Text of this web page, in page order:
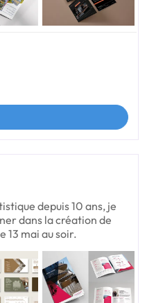
depuis 10 ans, je
dans la création de
13 mai au soir.